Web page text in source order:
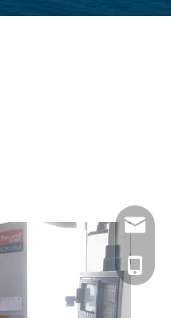
+86-